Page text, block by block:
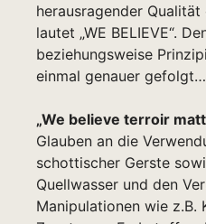
herausragender
lautet „WE BELIEVE“.
beziehungsweise
einmal genauer gefolgt…
„We believe terroir
Glauben an die
schottischer Gerste
Quellwasser und den
Manipulationen wie